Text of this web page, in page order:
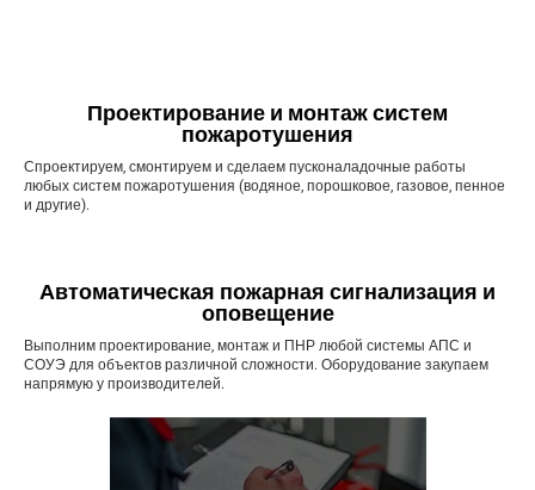
Проектирование и монтаж систем
пожаротушения
Спроектируем, смонтируем и сделаем пусконаладочные работы
любых систем пожаротушения (водяное, порошковое, газовое, пенное
и другие).
Автоматическая пожарная сигнализация и
оповещение
Выполним проектирование, монтаж и ПНР любой системы АПС и
СОУЭ для объектов различной сложности. Оборудование закупаем
напрямую у производителей.